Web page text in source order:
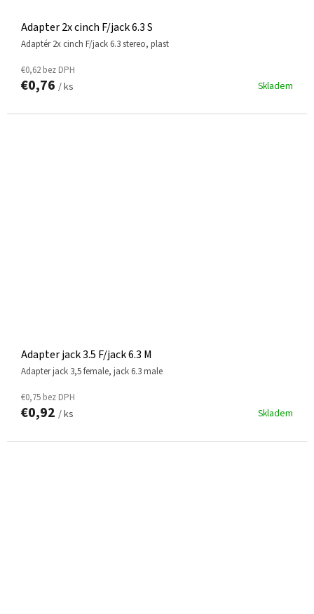
Adapter 2x cinch F/jack 6.3 S
adaptér 2x cinch F/jack 6.3 stereo, plast
Skladem
€0,62 bez DPH
€0,76 / ks
Adapter jack 3.5 F/jack 6.3 M
adapter jack 3,5 female, jack 6.3 male
Skladem
€0,75 bez DPH
€0,92 / ks